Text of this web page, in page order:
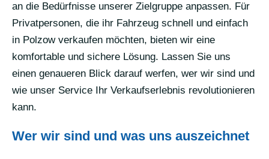
an die Bedürfnisse unserer Zielgruppe anpassen. Für
Privatpersonen, die ihr Fahrzeug schnell und einfach
in Polzow verkaufen möchten, bieten wir eine
komfortable und sichere Lösung. Lassen Sie uns
einen genaueren Blick darauf werfen, wer wir sind und
wie unser Service Ihr Verkaufserlebnis revolutionieren
kann.
Wer wir sind und was uns auszeichnet